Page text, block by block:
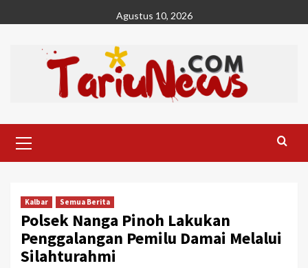
to
Agustus 10, 2026
Menu
Kalbar Semua Berita
Polsek Nanga Pinoh Lakukan
Penggalangan Pemilu Damai Melalui
Silahturahmi